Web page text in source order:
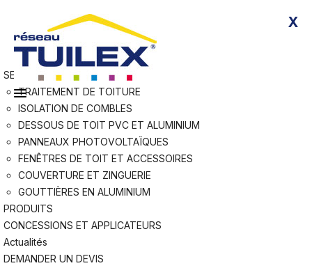
content
X
Devenir applicateur agréé
Nous contacter
RÉSEAU
SERVICES
TRAITEMENT DE TOITURE
ISOLATION DE COMBLES
DESSOUS DE TOIT PVC ET ALUMINIUM
PANNEAUX PHOTOVOLTAÏQUES
FENÊTRES DE TOIT ET ACCESSOIRES
COUVERTURE ET ZINGUERIE
GOUTTIÈRES EN ALUMINIUM
PRODUITS
CONCESSIONS ET APPLICATEURS
Actualités
DEMANDER UN DEVIS